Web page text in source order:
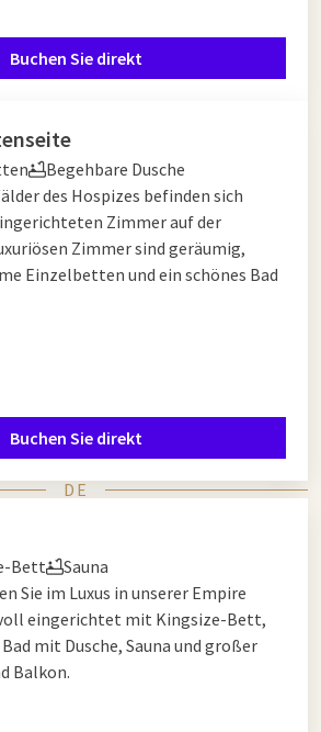
Buchen Sie direkt
Begehbare Dusche
des Hospizes befinden sich
Zimmer auf der
Zimmer sind geräumig,
Einzelbetten und ein schönes Bad
Buchen Sie direkt
DE
Bett
Sauna
Sie im Luxus in unserer Empire
eingerichtet mit Kingsize-Bett,
mit Dusche, Sauna und großer
Balkon.